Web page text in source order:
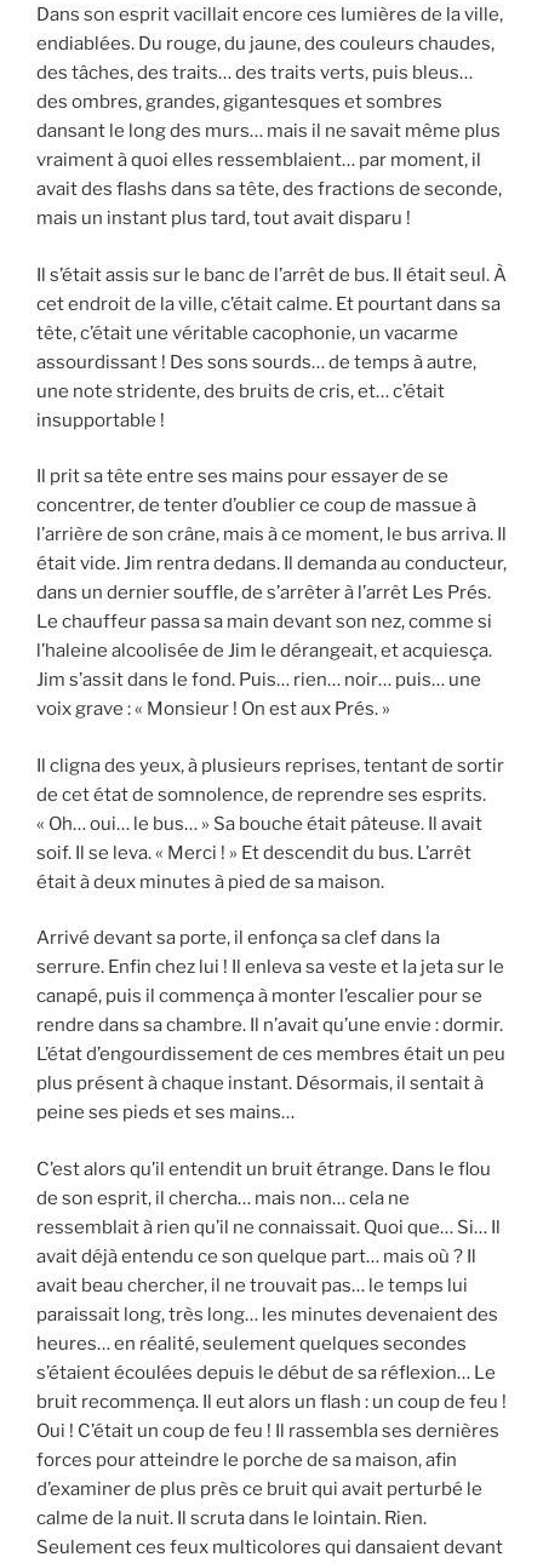
Dans son esprit vacillait encore ces lumières de la ville,
endiablées. Du rouge, du jaune, des couleurs chaudes,
des tâches, des traits… des traits verts, puis bleus…
des ombres, grandes, gigantesques et sombres
dansant le long des murs… mais il ne savait même plus
vraiment à quoi elles ressemblaient… par moment, il
avait des flashs dans sa tête, des fractions de seconde,
mais un instant plus tard, tout avait disparu !
Il s’était assis sur le banc de l’arrêt de bus. Il était seul. À
cet endroit de la ville, c’était calme. Et pourtant dans sa
tête, c’était une véritable cacophonie, un vacarme
assourdissant ! Des sons sourds… de temps à autre,
une note stridente, des bruits de cris, et… c’était
insupportable !
Il prit sa tête entre ses mains pour essayer de se
concentrer, de tenter d’oublier ce coup de massue à
l’arrière de son crâne, mais à ce moment, le bus arriva. Il
était vide. Jim rentra dedans. Il demanda au conducteur,
dans un dernier souffle, de s’arrêter à l’arrêt Les Prés.
Le chauffeur passa sa main devant son nez, comme si
l’haleine alcoolisée de Jim le dérangeait, et acquiesça.
Jim s’assit dans le fond. Puis… rien… noir… puis… une
voix grave : « Monsieur ! On est aux Prés. »
Il cligna des yeux, à plusieurs reprises, tentant de sortir
de cet état de somnolence, de reprendre ses esprits.
« Oh… oui… le bus… » Sa bouche était pâteuse. Il avait
soif. Il se leva. « Merci ! » Et descendit du bus. L’arrêt
était à deux minutes à pied de sa maison.
Arrivé devant sa porte, il enfonça sa clef dans la
serrure. Enfin chez lui ! Il enleva sa veste et la jeta sur le
canapé, puis il commença à monter l’escalier pour se
rendre dans sa chambre. Il n’avait qu’une envie : dormir.
L’état d’engourdissement de ces membres était un peu
plus présent à chaque instant. Désormais, il sentait à
peine ses pieds et ses mains…
C’est alors qu’il entendit un bruit étrange. Dans le flou
de son esprit, il chercha… mais non… cela ne
ressemblait à rien qu’il ne connaissait. Quoi que… Si… Il
avait déjà entendu ce son quelque part… mais où ? Il
avait beau chercher, il ne trouvait pas… le temps lui
paraissait long, très long… les minutes devenaient des
heures… en réalité, seulement quelques secondes
s’étaient écoulées depuis le début de sa réflexion… Le
bruit recommença. Il eut alors un flash : un coup de feu !
Oui ! C’était un coup de feu ! Il rassembla ses dernières
forces pour atteindre le porche de sa maison, afin
d’examiner de plus près ce bruit qui avait perturbé le
calme de la nuit. Il scruta dans le lointain. Rien.
Seulement ces feux multicolores qui dansaient devant